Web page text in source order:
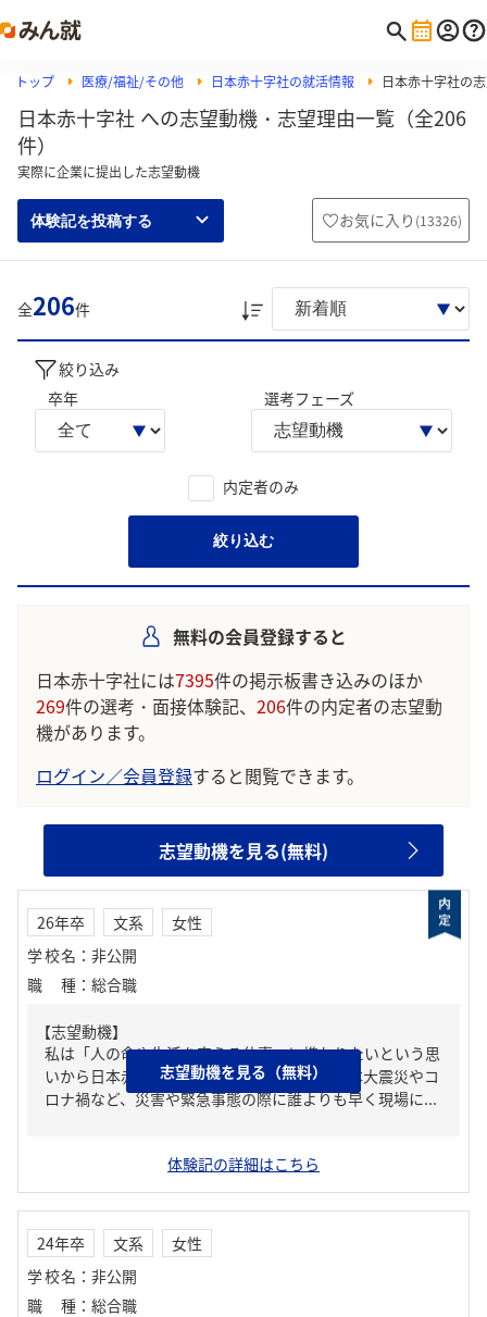
トップ 医療/福祉/その他 日本赤十字社の就活情報 日本赤十字社の
日本赤十字社 への志望動機・志望理由一覧（全206
件）
実際に企業に提出した志望動機
体験記を投稿する お気に入り (13326)
全206件
絞り込み
卒年
選考フェーズ
内定者のみ
絞り込む
無料の会員登録すると
日本赤十字社には7395件の掲示板書き込みのほか
269件の選考・面接体験記、 206件の内定者の志望動
機があります。
ログイン／会員登録すると閲覧できます。
志望動機を見る(無料)
26年卒 文系
女性
学校名 ： 非公開
職種 ： 総合職
【志望動機】
私は「人の命や生活を支える仕事」に携わりたいという思
いから日本赤十字社を志望しています。東日本大震災やコ
ロナ禍など、災害や緊急事態の際に誰よりも早く現場に...
体験記の詳細はこちら
志望動機を見る（無料）
24年卒 文系
女性
学校名 ： 非公開
職種 ： 総合職